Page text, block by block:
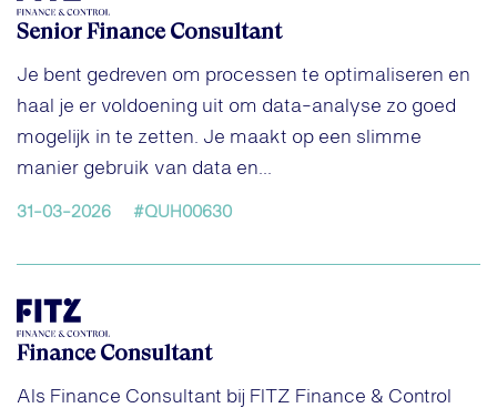
Senior Finance Consultant
Je bent gedreven om processen te optimaliseren en
haal je er voldoening uit om data-analyse zo goed
mogelijk in te zetten. Je maakt op een slimme
manier gebruik van data en...
31-03-2026 #QUH00630
Finance Consultant
Als Finance Consultant bij FITZ Finance & Control